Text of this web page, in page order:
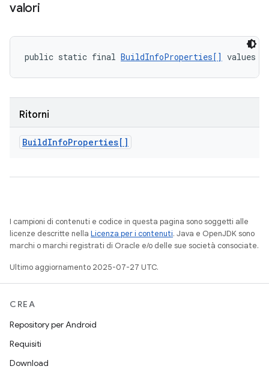
valori
public static final BuildInfoProperties[] values
Ritorni
BuildInfoProperties[]
I campioni di contenuti e codice in questa pagina sono soggetti alle
licenze descritte nella Licenza per i contenuti. Java e OpenJDK sono
marchi o marchi registrati di Oracle e/o delle sue società consociate.
Ultimo aggiornamento 2025-07-27 UTC.
CREA
Repository per Android
Requisiti
Download